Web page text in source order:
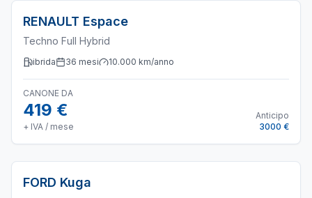
RENAULT Espace
Techno Full Hybrid
ibrida 36 mesi 10.000 km/anno
CANONE DA
419 €
+ IVA / mese
Anticipo
3000 €
FORD Kuga